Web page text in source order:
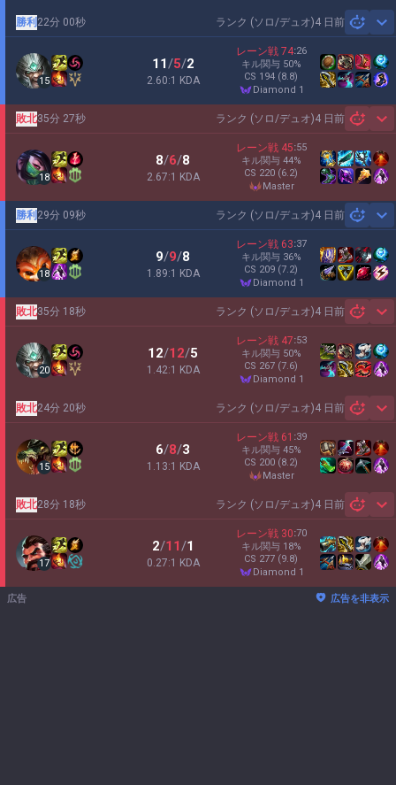
ランク (ソロ/デュオ)4 日前
勝利 22分 00秒
15
11/5/2
2.60:1 KDA
レーン戦 74:26
キル関与 50%
CS 194 (8.8)
diamond 1
ランク (ソロ/デュオ)4 日前
敗北35分 27秒
18
8/6/8
2.67:1 KDA
レーン戦 45:55
キル関与 44%
CS 220 (6.2)
master
ランク (ソロ/デュオ)4 日前
勝利 29分 09秒
18
9/9/8
1.89:1 KDA
レーン戦 63:37
キル関与 36%
CS 209 (7.2)
diamond 1
ランク (ソロ/デュオ)4 日前
敗北35分 18秒
20
12/12/5
1.42:1 KDA
レーン戦 47:53
キル関与 50%
CS 267 (7.6)
diamond 1
ランク (ソロ/デュオ)4 日前
敗北24分 20秒
15
6/8/3
1.13:1 KDA
レーン戦 61 :39
キル関与 45%
CS 200 (8.2)
master
ランク (ソロ/デュオ)4 日前
敗北28分 18秒
17
2/11/1
0.27:1 KDA
レーン戦 30:70
キル関与 18%
CS 277 (9.8)
diamond 1
広告 広告を非表示